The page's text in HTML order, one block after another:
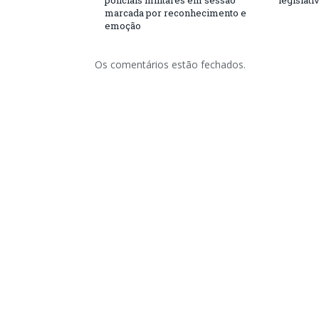
marcada por reconhecimento e
emoção
Os comentários estão fechados.